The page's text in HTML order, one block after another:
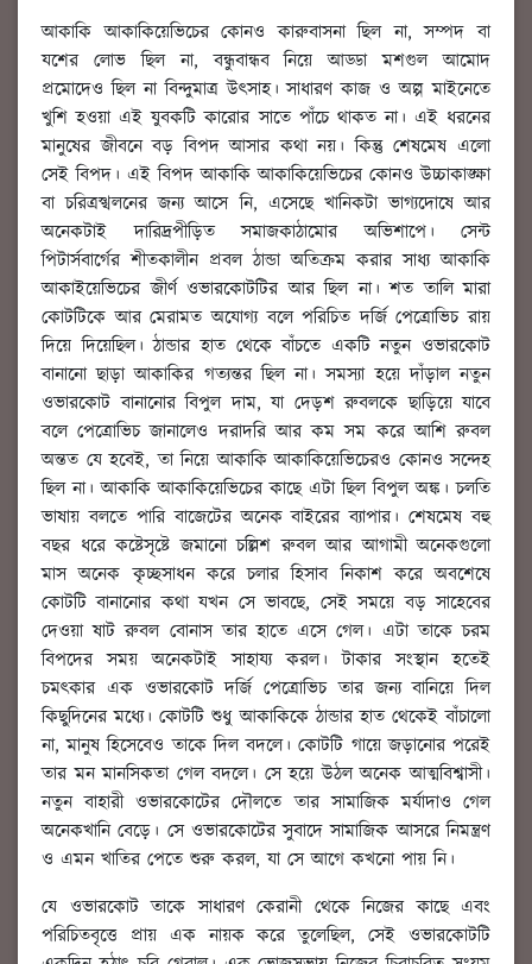
আকাকি আকাকিয়েভিচের কোনও কারুবাসনা ছিল না, সম্পদ বা
যশের লোভ ছিল না, বন্ধুবান্ধব নিয়ে আড্ডা মশগুল আমোদ
প্রমোদেও ছিল না বিন্দুমাত্র উৎসাহ। সাধারণ কাজ ও অল্প মাইনেতে
খুশি হওয়া এই যুবকটি কারোর সাতে পাঁচে থাকত না। এই ধরনের
মানুষের জীবনে বড় বিপদ আসার কথা নয়। কিন্তু শেষমেষ এলো
সেই বিপদ। এই বিপদ আকাকি আকাকিয়েভিচের কোনও উচ্চাকাঙ্ক্ষা
বা চরিত্রস্খলনের জন্য আসে নি, এসেছে খানিকটা ভাগ্যদোষে আর
অনেকটাই দারিদ্রপীড়িত সমাজকাঠামোর অভিশাপে। সেন্ট
পিটার্সবার্গের শীতকালীন প্রবল ঠান্ডা অতিক্রম করার সাধ্য আকাকি
আকাইয়েভিচের জীর্ণ ওভারকোটটির আর ছিল না। শত তালি মারা
কোটটিকে আর মেরামত অযোগ্য বলে পরিচিত দর্জি পেত্রোভিচ রায়
দিয়ে দিয়েছিল। ঠান্ডার হাত থেকে বাঁচতে একটি নতুন ওভারকোট
বানানো ছাড়া আকাকির গত্যন্তর ছিল না। সমস্যা হয়ে দাঁড়াল নতুন
ওভারকোট বানানোর বিপুল দাম, যা দেড়শ রুবলকে ছাড়িয়ে যাবে
বলে পেত্রোভিচ জানালেও দরাদরি আর কম সম করে আশি রুবল
অন্তত যে হবেই, তা নিয়ে আকাকি আকাকিয়েভিচেরও কোনও সন্দেহ
ছিল না। আকাকি আকাকিয়েভিচের কাছে এটা ছিল বিপুল অঙ্ক। চলতি
ভাষায় বলতে পারি বাজেটের অনেক বাইরের ব্যাপার। শেষমেষ বহু
বছর ধরে কষ্টেসৃষ্টে জমানো চল্লিশ রুবল আর আগামী অনেকগুলো
মাস অনেক কৃচ্ছসাধন করে চলার হিসাব নিকাশ করে অবশেষে
কোটটি বানানোর কথা যখন সে ভাবছে, সেই সময়ে বড় সাহেবের
দেওয়া ষাট রুবল বোনাস তার হাতে এসে গেল। এটা তাকে চরম
বিপদের সময় অনেকটাই সাহায্য করল। টাকার সংস্থান হতেই
চমৎকার এক ওভারকোট দর্জি পেত্রোভিচ তার জন্য বানিয়ে দিল
কিছুদিনের মধ্যে। কোটটি শুধু আকাকিকে ঠান্ডার হাত থেকেই বাঁচালো
না, মানুষ হিসেবেও তাকে দিল বদলে। কোটটি গায়ে জড়ানোর পরেই
তার মন মানসিকতা গেল বদলে। সে হয়ে উঠল অনেক আত্মবিশ্বাসী।
নতুন বাহারী ওভারকোটের দৌলতে তার সামাজিক মর্যাদাও গেল
অনেকখানি বেড়ে। সে ওভারকোটের সুবাদে সামাজিক আসরে নিমন্ত্রণ
ও এমন খাতির পেতে শুরু করল, যা সে আগে কখনো পায় নি।
যে ওভারকোট তাকে সাধারণ কেরানী থেকে নিজের কাছে এবং
পরিচিতবৃত্তে প্রায় এক নায়ক করে তুলেছিল, সেই ওভারকোটটি